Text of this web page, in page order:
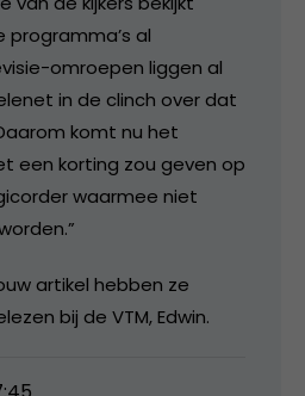
al
omroepen liggen al
in de clinch over dat
komt nu het
een korting zou geven op
waarmee niet
artikel hebben ze
bij de VTM, Edwin.